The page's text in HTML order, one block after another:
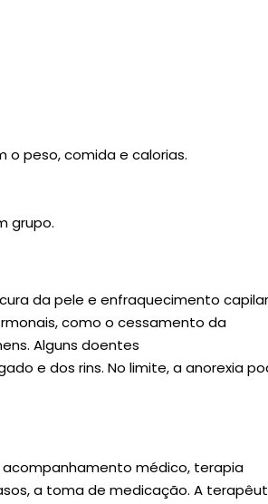
peso, comida e calorias.
grupo.
da pele e enfraquecimento
como o cessamento da
Alguns doentes
e dos rins. No limite, a anorexia
acompanhamento médico, terapia
a toma de medicação. A